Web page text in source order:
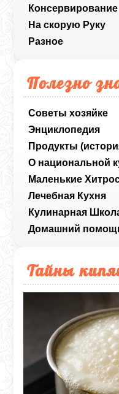
Консервирование
На скорую Руку
Разное
Полезно
Советы хозяйке
Энциклопедия
Продукты
О национальной
Маленькие
Лечебная Кухня
Кулинарная
Домашний
Тайны